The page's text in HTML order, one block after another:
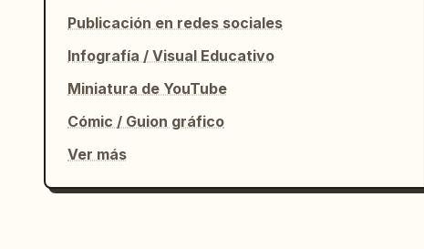
Publicación en redes sociales
Infografía / Visual Educativo
Miniatura de YouTube
Cómic / Guion gráfico
Ver más